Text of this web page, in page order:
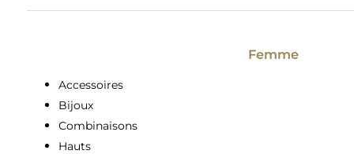
Femme
Accessoires
Bijoux
Combinaisons
Hauts